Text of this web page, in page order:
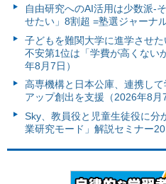
自由研究へのAI活用は少数派-
せたい」8割超 =塾選ジャーナ
子どもを難関大学に進学させ
不安第1位は「学費が高くない
年8月7日）
高専機構と日本公庫、連携し
アップ創出を支援（2026年8月7
Sky、教員役と児童生徒役に分
業研究モード」解説セミナー